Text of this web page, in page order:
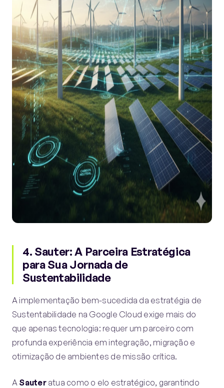
4. Sauter: A Parceira Estratégica
para Sua Jornada de
Sustentabilidade
A implementação bem-sucedida da estratégia de
Sustentabilidade na Google Cloud exige mais do
que apenas tecnologia: requer um parceiro com
profunda experiência em integração, migração e
otimização de ambientes de missão crítica.
A Sauteratua como o elo estratégico, garantindo